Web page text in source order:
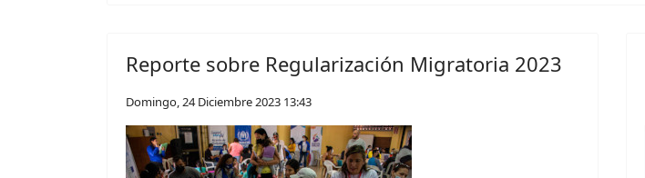
Reporte sobre Regularización Migratoria 2023
Domingo, 24 Diciembre 2023 13:43